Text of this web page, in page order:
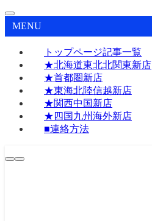
MENU
トップページ記事一覧
★北海道東北北関東新店
★首都圏新店
★東海北陸信越新店
★関西中国新店
★四国九州海外新店
■連絡方法